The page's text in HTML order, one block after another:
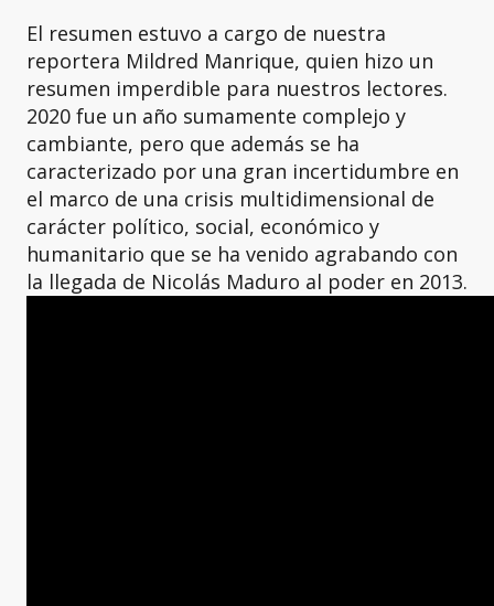
El resumen estuvo a cargo de nuestra
reportera Mildred Manrique, quien hizo un
resumen imperdible para nuestros lectores.
2020 fue un año sumamente complejo y
cambiante, pero que además se ha
caracterizado por una gran incertidumbre en
el marco de una crisis multidimensional de
carácter político, social, económico y
humanitario que se ha venido agrabando con
la llegada de Nicolás Maduro al poder en 2013.